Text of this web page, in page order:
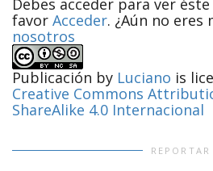
favor Acceder. ¿Aún no eres
nosotros
Publicación by Luciano is
Creative Commons
ShareAlike 4.0 Internacional
REPORTAR